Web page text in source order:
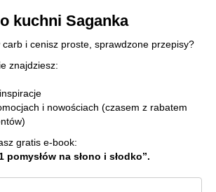
kuchni Saganka
i cenisz proste, sprawdzone przepisy?
znajdziesz:
i nowościach (czasem z rabatem
gratis e-book:
pomysłów na słono i słodko”.